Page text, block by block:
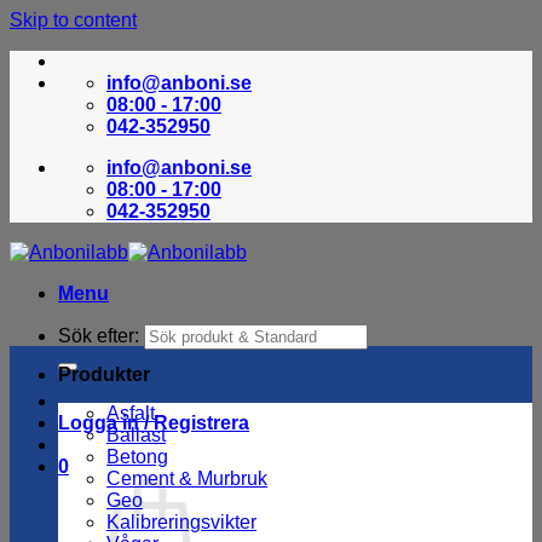
Skip to content
info@anboni.se
08:00 - 17:00
042-352950
info@anboni.se
08:00 - 17:00
042-352950
Menu
Sök efter:
Logga in / Registrera
0
Produkter
Asfalt
Ballast
Betong
Cement & Murbruk
Geo
Kalibreringsvikter